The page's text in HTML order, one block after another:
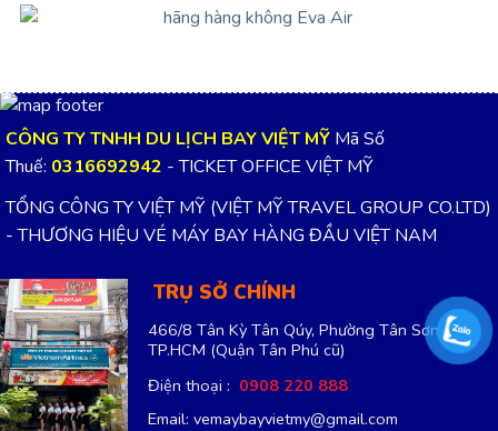
CÔNG TY TNHH DU LỊCH BAY VIỆT MỸ Mã Số
Thuế: 0316692942 - TICKET OFFICE VIỆT MỸ
TỔNG CÔNG TY VIỆT MỸ (VIỆT MỸ TRAVEL GROUP CO.LTD)
- THƯƠNG HIỆU VÉ MÁY BAY HÀNG ĐẦU VIỆT NAM
TRỤ SỞ CHÍNH
466/8 Tân Kỳ Tân Qúy, Phường Tân Sơn Nhì,
TP.HCM (Quận Tân Phú cũ)
Điện thoại : 0908 220 888
Email: vemaybayvietmy@gmail.com